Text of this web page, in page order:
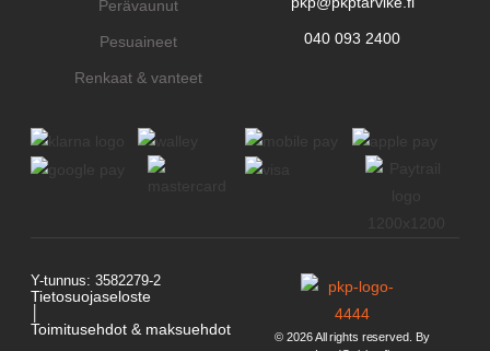
Perävaunut
Pesuaineet
Renkaat & vanteet
040 093 2400
© 2026 All rights reserved. By
Y-tunnus: 3582279-2
Tietosuojaseloste
Toimitusehdot & maksuehdot